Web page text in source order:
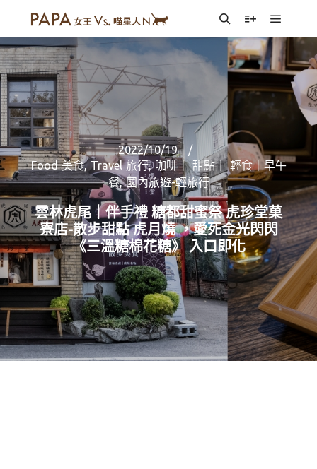
SearchMore info
Main
2022/10/19
Food 美食, Travel 旅行,咖啡｜ 甜點｜ 輕食｜早午
餐,國內旅遊-輕旅行
雲林虎尾｜伴手禮 糖都甜蜜祭 虎珍堂菓
寮店-散步甜點 虎月燒 ，愛死金光閃閃
《三溫糖棉花糖》 入口即化